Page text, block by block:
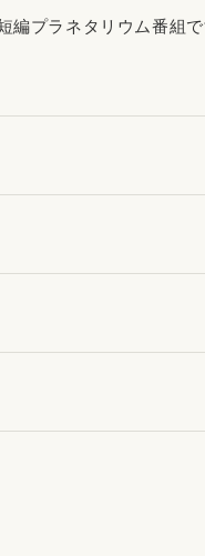
プラネタリウム番組